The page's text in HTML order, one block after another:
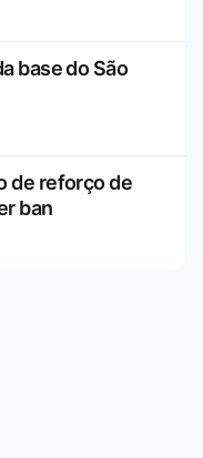
base do São
de reforço de
ban